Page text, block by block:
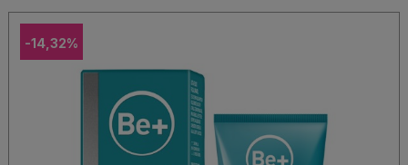
-14,32%